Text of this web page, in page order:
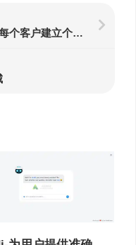
Maverick-帮助电子商务店铺与每个客户建立个性化互动